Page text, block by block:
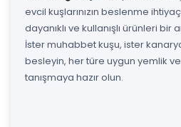
evcil kuşlarınızın beslenme
dayanıklı ve kullanışlı ürünleri
İster muhabbet kuşu, ister
besleyin, her türe uygun yemlik
tanışmaya hazır olun.